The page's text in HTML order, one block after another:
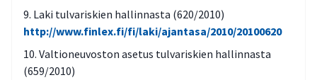
Laki tulvariskien hallinnasta (620/2010)
http://www.finlex.fi/fi/laki/ajantasa/2010/20100620
Valtioneuvoston asetus tulvariskien hallinnasta
(659/2010)